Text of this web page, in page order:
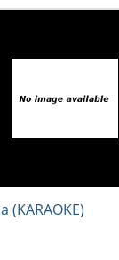
(KARAOKE)